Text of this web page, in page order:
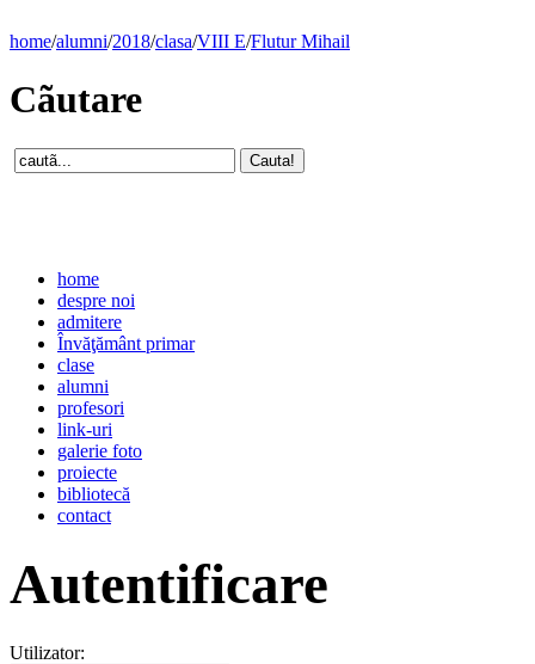
home/alumni/2018/clasa/VIII E/Flutur Mihail
Cãutare
home
despre noi
admitere
Învăţământ primar
clase
alumni
profesori
link-uri
galerie foto
proiecte
bibliotecă
contact
Autentificare
Utilizator: